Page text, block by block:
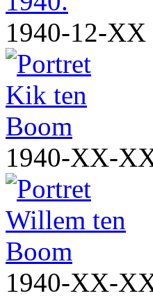
1940-12-
1940-XX-
1940-XX-